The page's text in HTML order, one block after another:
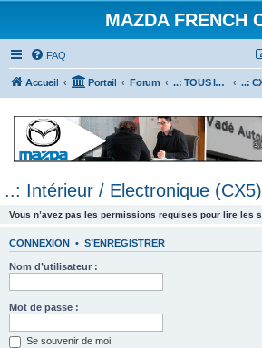
MAZDA FRENCH
FAQ
Accueil Portail Forum ..: TOUS les Véhicules MAZDA :.. ..:
..: Intérieur / Electronique
Vous n’avez pas les permissions requises pour lire les
CONNEXION • S’ENREGISTRER
Nom d’utilisateur :
Mot de passe :
Se souvenir de moi